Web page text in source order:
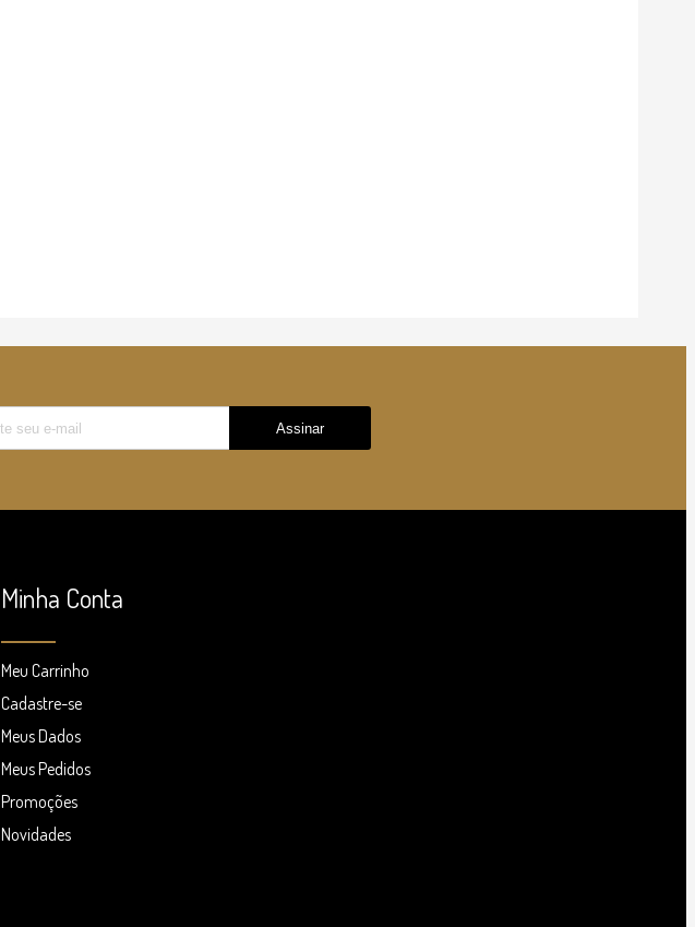
Minha Conta
Meu Carrinho
Cadastre-se
Meus Dados
Meus Pedidos
Promoções
Novidades